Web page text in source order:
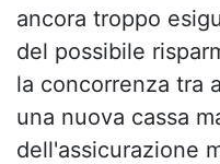
ancora troppo
del possibile
la concorrenza tra
una nuova cassa
dell'assicurazione